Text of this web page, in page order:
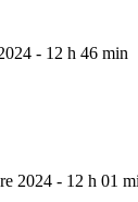
- 12 h 46 min
2024 - 12 h 01